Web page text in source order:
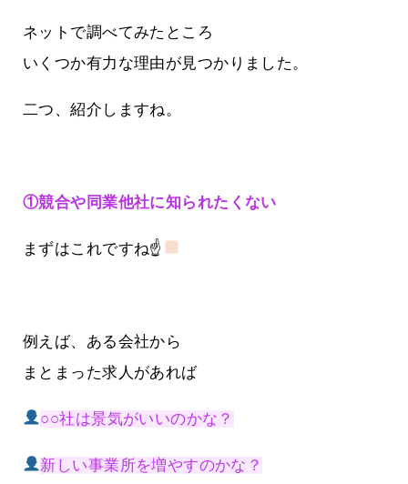
ネットで調べてみたところ
いくつか有力な理由が見つかりました。
二つ、紹介しますね。
①競合や同業他社に知られたくない
まずはこれですね☝
例えば、ある会社から
まとまった求人があれば
○○社は景気がいいのかな？
新しい事業所を増やすのかな？